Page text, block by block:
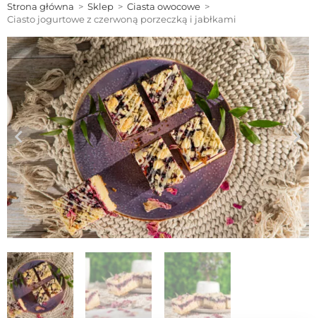
Strona główna > Sklep > Ciasta owocowe >
Ciasto jogurtowe z czerwoną porzeczką i jabłkami